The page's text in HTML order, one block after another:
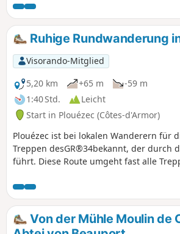
Beauport im Westen über Paimpol und
Ploubazlanec bis zur Île de Bréhat, den
Roc'h du Chenel du Dénau, den Grand
und den Petit Mez de Goëlo und endet
Osten an der Pointe de Plouézec. Im
erreicht man die Pointe de Minard, die
Eingang zur Bucht von Saint-Brieuc
begrenzt.
Ruhige Rundwanderung
Visorando-Mitglied
5,20 km
+65 m
-59 m
1:40 Std.
Leicht
Start in Plouézec (Côtes-d'Armor)
Plouézec ist bei lokalen Wanderern für
Treppen desGR®34bekannt, der durch
führt. Diese Route umgeht fast alle
die Bucht von Paimpol, das
Saint-Riom, Waschhäuser, Brunnen,
Blumen- und Gemüsefelder zu
verläuft größtenteils auf Hohlwegen,
Von der Mühle Moulin de